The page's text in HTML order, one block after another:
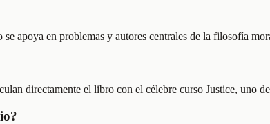
apoya en problemas y autores centrales de la filosofía
directamente el libro con el célebre curso Justice, uno